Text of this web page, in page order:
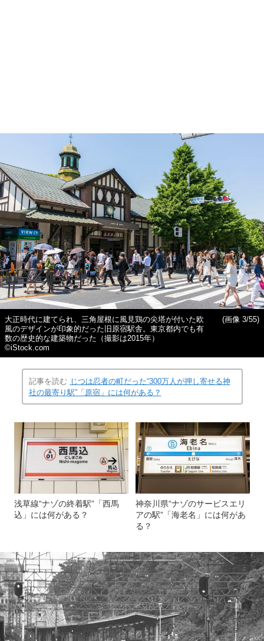
大正時代に建てられ、三角屋根に風見鶏の尖塔が付いた欧
風のデザインが印象的だった旧原宿駅舎。東京都内でも有
数の歴史的な建築物だった（撮影は2015年）
©iStock.com
(画像 3/55)
記事を読む じつは忍者の町だった“300万人が押し寄せる神
社の最寄り駅”「原宿」には何がある？
浅草線“ナゾの終着駅”「西馬
込」には何がある？
神奈川県“ナゾのサービスエリ
アの駅”「海老名」には何があ
る？